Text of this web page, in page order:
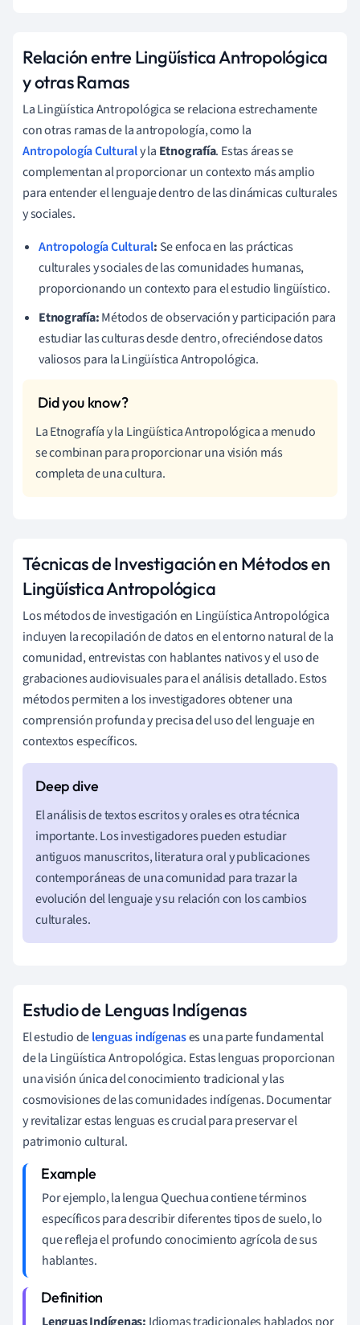
Relación entre Lingüística Antropológica
y otras Ramas
La Lingüística Antropológica se relaciona estrechamente
con otras ramas de la antropología, como la
Antropología Culturaly la Etnografía. Estas áreas se
complementan al proporcionar un contexto más amplio
para entender el lenguaje dentro de las dinámicas culturales
y sociales.
Antropología Cultural: Se enfoca en las prácticas
culturales y sociales de las comunidades humanas,
proporcionando un contexto para el estudio lingüístico.
Etnografía:Métodos de observación y participación para
estudiar las culturas desde dentro, ofreciéndose datos
valiosos para la Lingüística Antropológica.
La Etnografía y la Lingüística Antropológica a menudo
se combinan para proporcionar una visión más
completa de una cultura.
Técnicas de Investigación en Métodos en
Lingüística Antropológica
Los métodos de investigación en Lingüística Antropológica
incluyen la recopilación de datos en el entorno natural de la
comunidad, entrevistas con hablantes nativos y el uso de
grabaciones audiovisuales para el análisis detallado. Estos
métodos permiten a los investigadores obtener una
comprensión profunda y precisa del uso del lenguaje en
contextos específicos.
El análisis de textos escritos y orales es otra técnica
importante. Los investigadores pueden estudiar
antiguos manuscritos, literatura oral y publicaciones
contemporáneas de una comunidad para trazar la
evolución del lenguaje y su relación con los cambios
culturales.
Estudio de Lenguas Indígenas
El estudio delenguas indígenases una parte fundamental
de la Lingüística Antropológica. Estas lenguas proporcionan
una visión única del conocimiento tradicional y las
cosmovisiones de las comunidades indígenas. Documentar
y revitalizar estas lenguas es crucial para preservar el
patrimonio cultural.
Por ejemplo, la lengua Quechua contiene términos
específicos para describir diferentes tipos de suelo, lo
que refleja el profundo conocimiento agrícola de sus
hablantes.
Lenguas Indígenas: Idiomas tradicionales hablados por